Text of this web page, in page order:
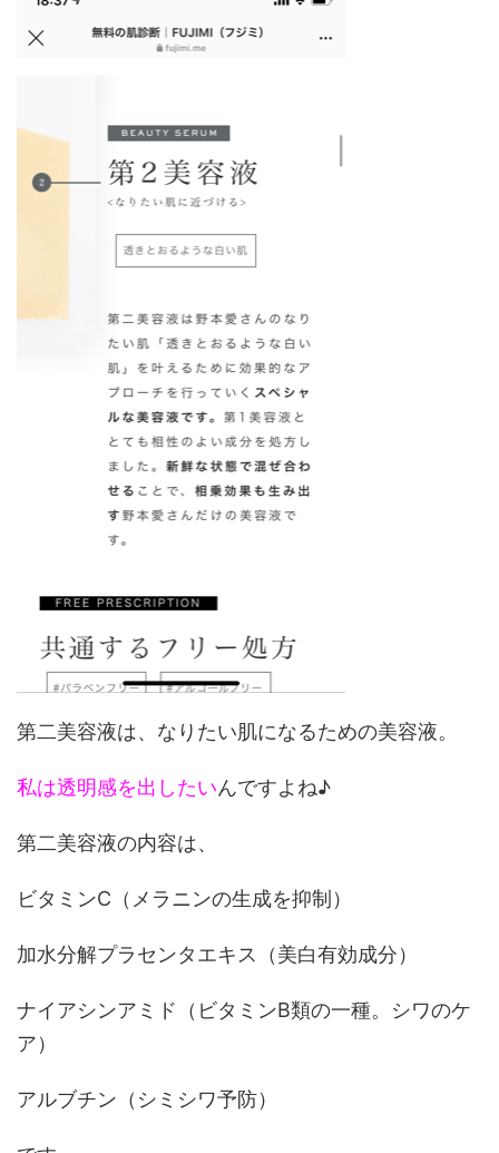
第二美容液は、なりたい肌になるための美容液。
私は透明感を出したいんですよね♪
第二美容液の内容は、
ビタミンC（メラニンの生成を抑制）
加水分解プラセンタエキス（美白有効成分）
ナイアシンアミド（ビタミンB類の一種。シワのケ
ア）
アルブチン（シミシワ予防）